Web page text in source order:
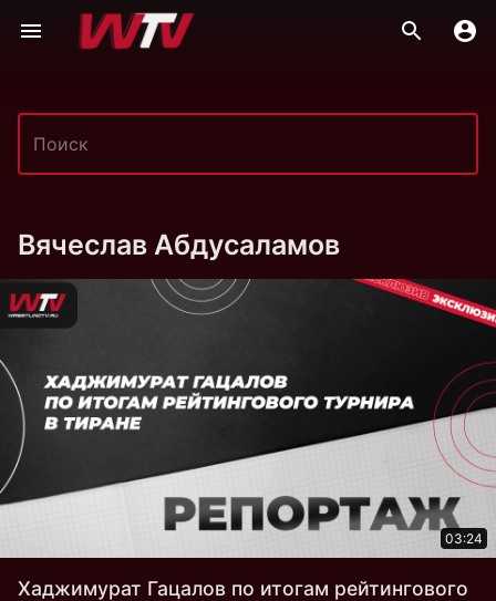
Вячеслав Абдусаламов
03:24
Хаджимурат Гацалов по итогам рейтингового